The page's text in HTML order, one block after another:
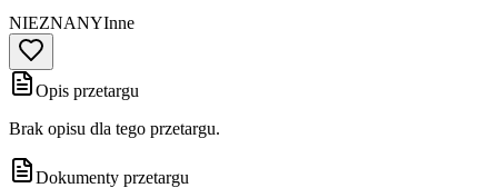
NIEZNANYInne
Opis przetargu
Brak opisu dla tego przetargu.
Dokumenty przetargu